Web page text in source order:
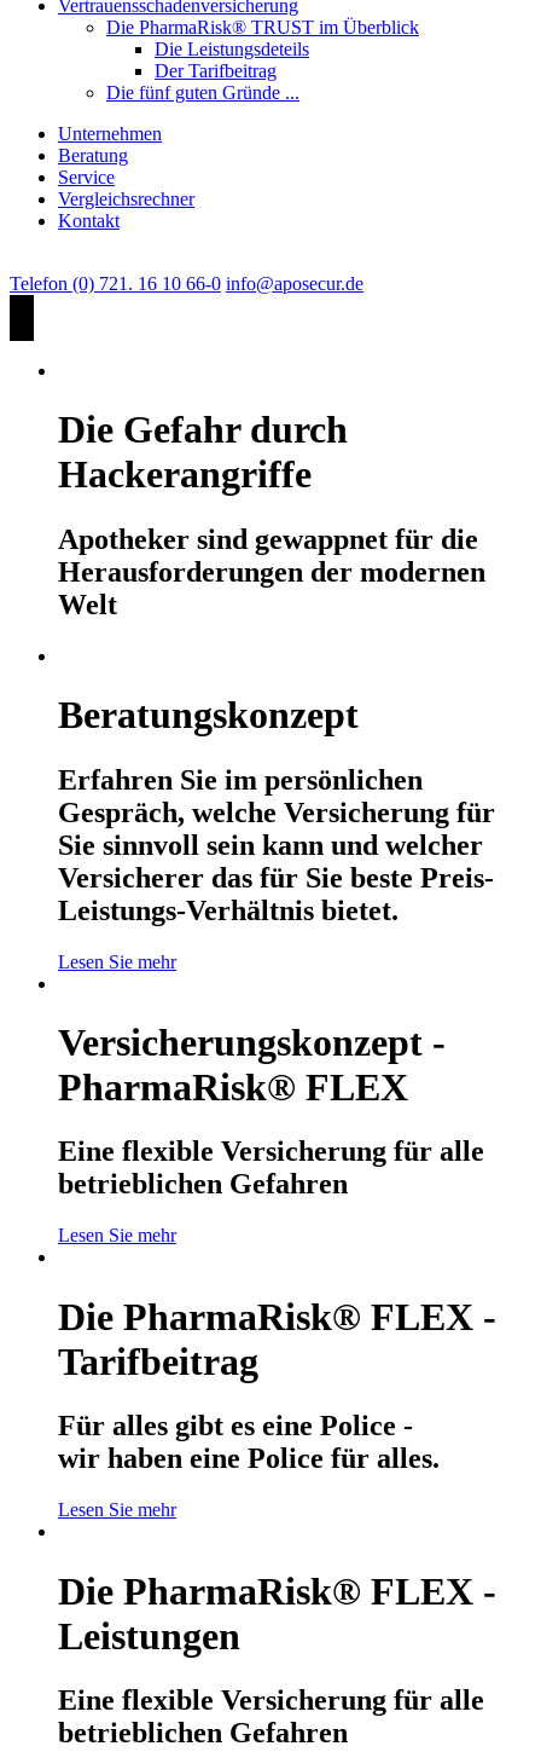
Vertrauensschadenversicherung
Die PharmaRisk® TRUST im Überblick
Die Leistungsdeteils
Der Tarifbeitrag
Die fünf guten Gründe ...
Unternehmen
Beratung
Service
Vergleichsrechner
Kontakt
Telefon (0) 721. 16 10 66-0 info@aposecur.de
Die Gefahr durch
Hackerangriffe
Apotheker sind gewappnet für die
Herausforderungen der modernen
Welt
Beratungskonzept
Erfahren Sie im persönlichen
Gespräch, welche Versicherung für
Sie sinnvoll sein kann und welcher
Versicherer das für Sie beste Preis-
Leistungs-Verhältnis bietet.
Lesen Sie mehr
Versicherungskonzept -
PharmaRisk® FLEX
Eine flexible Versicherung für alle
betrieblichen Gefahren
Lesen Sie mehr
Die PharmaRisk® FLEX -
Tarifbeitrag
Für alles gibt es eine Police -
wir haben eine Police für alles.
Lesen Sie mehr
Die PharmaRisk® FLEX -
Leistungen
Eine flexible Versicherung für alle
betrieblichen Gefahren